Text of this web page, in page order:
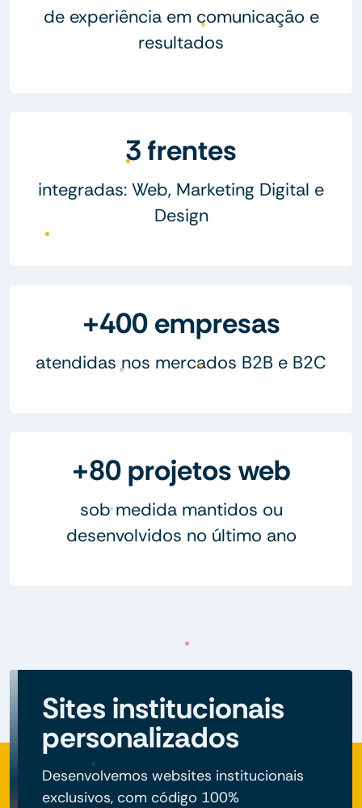
de experiência em comunicação e
resultados
3 frentes
integradas: Web, Marketing Digital e
Design
+400 empresas
atendidas nos mercados B2B e B2C
+80 projetos web
sob medida mantidos ou
desenvolvidos no último ano
Sites institucionais
personalizados
Desenvolvemos websites institucionais
exclusivos, com código 100%